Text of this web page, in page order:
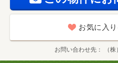
お気に入
お問い合わせ先 （